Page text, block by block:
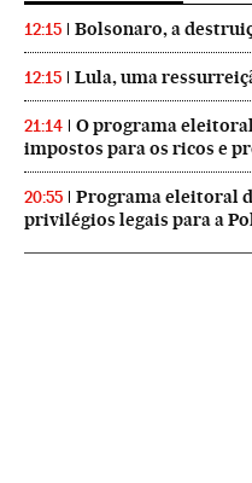
12:15 Bolsonaro, a
12:15 Lula, uma
21:14
O programa
impostos para os ricos e
20:55
Programa eleitoral
privilégios legais para a